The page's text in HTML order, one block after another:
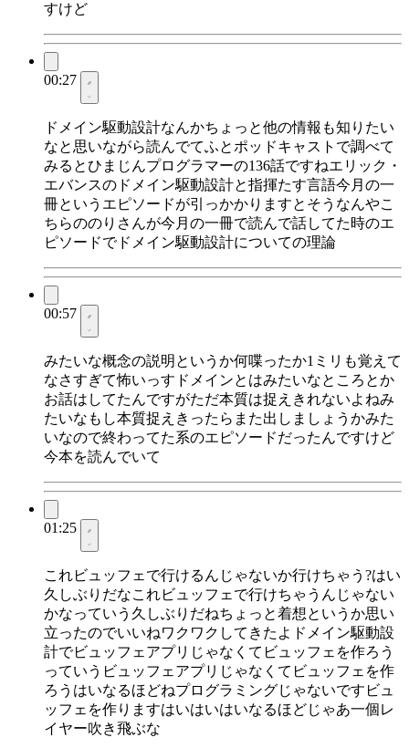
すけど
00:27
ドメイン駆動設計なんかちょっと他の情報も知りたい
なと思いながら読んでてふとポッドキャストで調べて
みるとひまじんプログラマーの136話ですねエリック・
エバンスのドメイン駆動設計と指揮たす言語今月の一
冊というエピソードが引っかかりますとそうなんやこ
ちらののりさんが今月の一冊で読んで話してた時のエ
ピソードでドメイン駆動設計についての理論
00:57
みたいな概念の説明というか何喋ったか1ミリも覚えて
なさすぎて怖いっすドメインとはみたいなところとか
お話はしてたんですがただ本質は捉えきれないよねみ
たいなもし本質捉えきったらまた出しましょうかみた
いなので終わってた系のエピソードだったんですけど
今本を読んでいて
01:25
これビュッフェで行けるんじゃないか行けちゃう?はい
久しぶりだなこれビュッフェで行けちゃうんじゃない
かなっていう久しぶりだねちょっと着想というか思い
立ったのでいいねワクワクしてきたよドメイン駆動設
計でビュッフェアプリじゃなくてビュッフェを作ろう
っていうビュッフェアプリじゃなくてビュッフェを作
ろうはいなるほどねプログラミングじゃないですビュ
ッフェを作りますはいはいはいなるほどじゃあ一個レ
イヤー吹き飛ぶな